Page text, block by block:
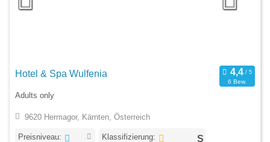
Hotel & Spa Wulfenia
6 Bew.
Adults only
9620 Hermagor, Kärnten, Österreich
Preisniveau: Klassifizierung: